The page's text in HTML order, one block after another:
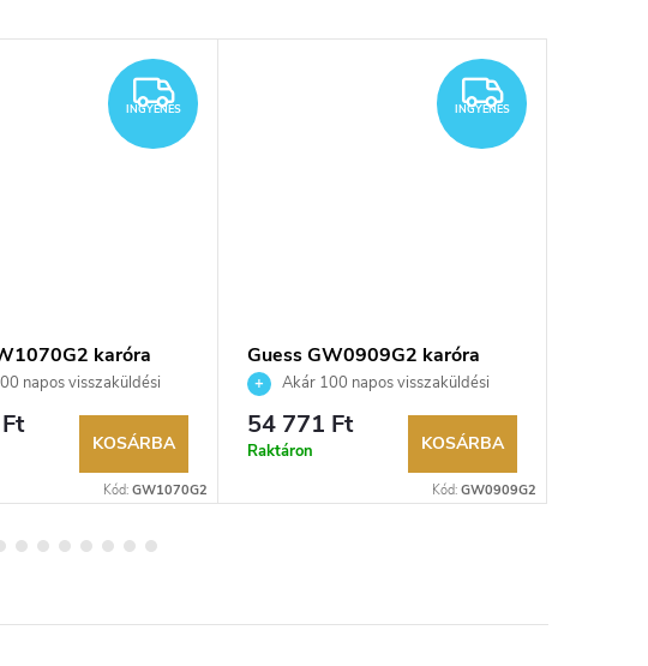
INGYENES
INGYENES
karóra
napos visszaküldési
márkakereskedő.
KOSÁRBA
Kód: GW1070G2
INGYENES
INGYENES
Guess GW0909G2 karóra
Akár 100 napos visszaküldési
lehetőség. Hivatalos márkakereskedő.
54 771 Ft
Raktáron KOSÁRBA
Kód: GW0909G2